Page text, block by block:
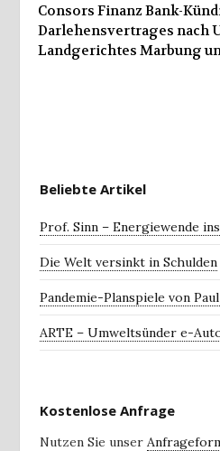
Consors Finanz Bank-
Darlehensvertrages nach
Landgerichtes Marbung
Beliebte Artikel
Prof. Sinn – Energiewende
Die Welt versinkt in Schulden
Pandemie-Planspiele von
ARTE – Umweltsünder e-
Kostenlose Anfrage
Nutzen Sie unser